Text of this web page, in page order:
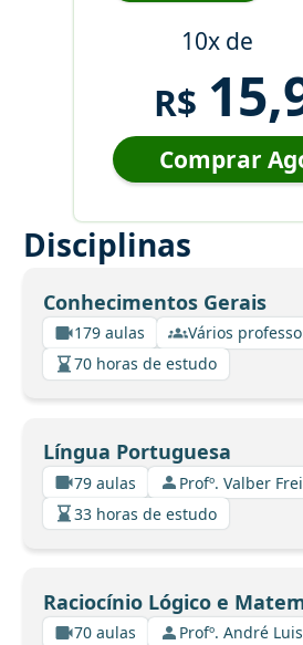
10x de
R$
Comprar
Disciplinas
Conhecimentos Gerais
179 aulas
Vários
70 horas de estudo
Língua Portuguesa
79 aulas
Profº. Valber
33 horas de estudo
Raciocínio Lógico e
70 aulas
Profº. André